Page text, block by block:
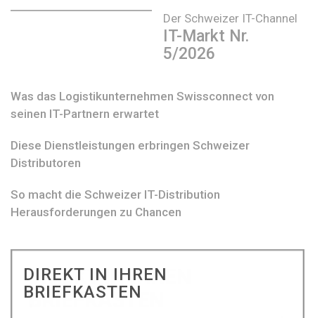
Der Schweizer IT-Channel
IT-Markt Nr.
5/2026
Was das Logistikunternehmen Swissconnect von
seinen IT-Partnern erwartet
Diese Dienstleistungen erbringen Schweizer
Distributoren
So macht die Schweizer IT-Distribution
Herausforderungen zu Chancen
DIREKT IN IHREN
BRIEFKASTEN